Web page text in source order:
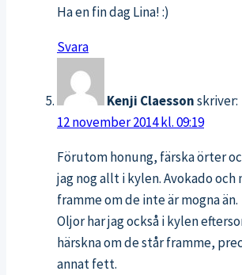
Ha en fin dag Lina! :)
Svara
Kenji Claessonskriver:
12 november 2014 kl. 09:19
Förutom honung, färska örter
jag nog allt i kylen. Avokado och
framme om de inte är mogna än.
Oljor har jag också i kylen
härskna om de står framme,
annat fett.